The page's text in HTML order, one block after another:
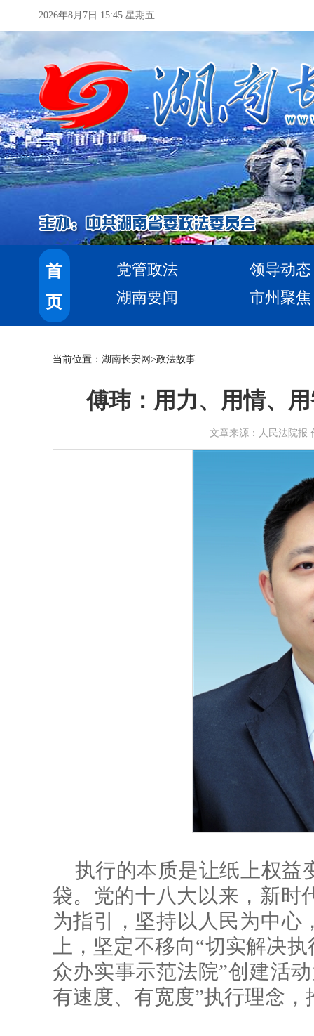
2026年8月7日 15:45 星期五
首
页
党管政法
领导动态
湖南要闻
市州聚焦
当前位置： 湖南长安网 >政法故事
傅玮：用力、用情、
文章来源：人民法院报
执行的本质是让纸上权益
袋。党的十八大以来，新时
为指引，坚持以人民为中心
上，坚定不移向“切实解决
众办实事示范法院”创建活
有速度、有宽度”执行理念